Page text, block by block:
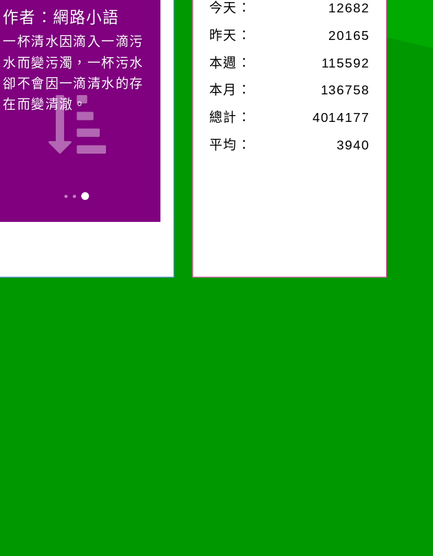
作者：網路小語
一杯清水因滴入一滴污
水而變污濁，一杯污水
卻不會因一滴清水的存
在而變清澈。
今天：
12682
昨天：
20165
本週：
115592
本月：
136758
總計：
4014177
平均： 3940